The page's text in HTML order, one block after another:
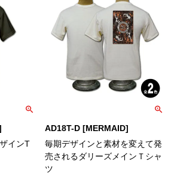
インT
AD18T-D [MERMAID]
毎期デザインと素材を変えて発
売されるダリーズメインＴシャ
ツ